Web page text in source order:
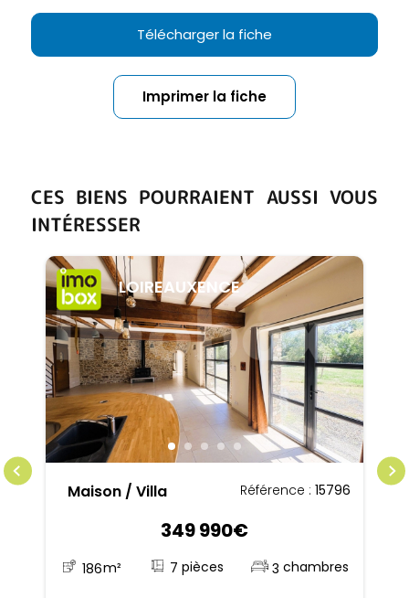
Télécharger la fiche
Imprimer la fiche
CES BIENS POURRAIENT AUSSI VOUS
INTÉRESSER
LOIREAUXENCE
Maison / Villa Référence :15796
349 990€
186m² 7 3